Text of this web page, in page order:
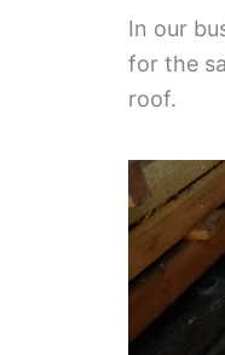
In our
for the
roof.